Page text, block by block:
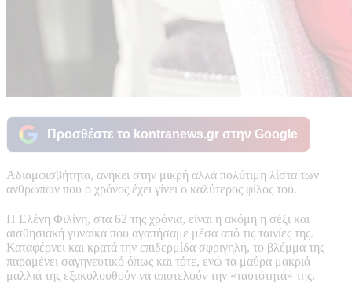
Προσθέστε το kontranews.gr στην Google
Αδιαμφισβήτητα, ανήκει στην μικρή αλλά πολύτιμη λίστα των
ανθρώπων που ο χρόνος έχει γίνει ο καλύτερος φίλος του.
Η Ελένη Φιλίνη, στα 62 της χρόνια, είναι η ακόμη η σέξι και
αισθησιακή γυναίκα που αγαπήσαμε μέσα από τις ταινίες της.
Καταφέρνει και κρατά την επιδερμίδα σφριγηλή, το βλέμμα της
παραμένει σαγηνευτικό όπως και τότε, ενώ τα μαύρα μακριά
μαλλιά της εξακολουθούν να αποτελούν την «ταυτότητά» της.